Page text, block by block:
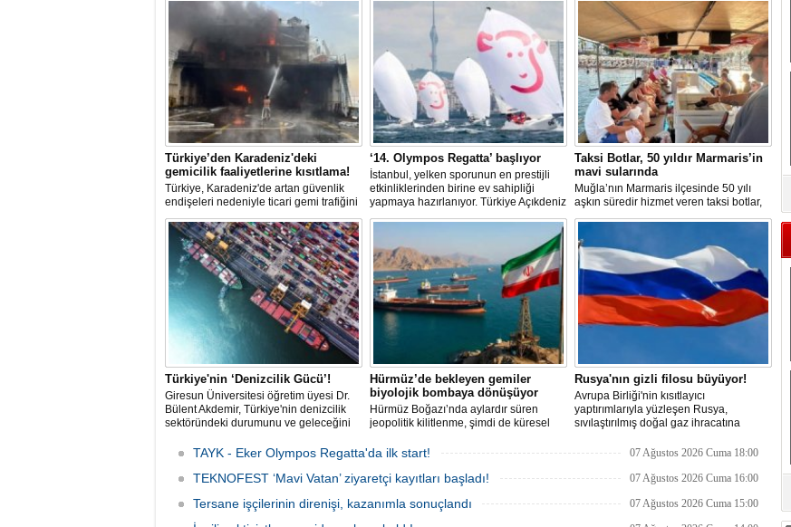
Türkiye’den Karadeniz'deki
gemicilik faaliyetlerine kısıtlama!
Türkiye, Karadeniz'de artan güvenlik
endişeleri nedeniyle ticari gemi trafiğini
kısıtlamaya başladı. Bu durum,
bölgedeki gıda güvenliğini tehdit ediyor.
‘14. Olympos Regatta’ başlıyor
İstanbul, yelken sporunun en prestijli
etkinliklerinden birine ev sahipliği
yapmaya hazırlanıyor. Türkiye Açıkdeniz
Yarış Kulübü (TAYK), Türkiye Yelken
birliğiyle hayata geçirilecek olan 14.
TAYK - Eker Olympos Regatta, 7
Ağustos'ta start alacak ve 16 Ağustos'a
kadar deniz tutkunlarını bir araya
getirecek. "Rüzgâ
Taksi Botlar, 50 yıldır Marmaris’in
mavi sularında
Muğla’nın Marmaris ilçesinde 50 yılı
aşkın süredir hizmet veren taksi botlar,
hem ulaşım hem de turistik gezi
Türkiye'nin ‘Denizcilik Gücü’!
Giresun Üniversitesi öğretim üyesi Dr.
Bülent Akdemir, Türkiye'nin denizcilik
sektöründeki durumunu ve geleceğini
Hürmüz’de bekleyen gemiler
biyolojik bombaya dönüşüyor
Hürmüz Boğazı’nda aylardır süren
jeopolitik kilitlenme, şimdi de küresel
aralamış olabilir. Sıcak sularda
istilacı deniz canlıları için devasa bir
Rusya'nın gizli filosu büyüyor!
Avrupa Birliği'nin kısıtlayıcı
yaptırımlarıyla yüzleşen Rusya,
sıvılaştırılmış doğal gaz ihracatına
geliştiriyor.
TAYK - Eker Olympos Regatta'da ilk start! 07 Ağustos 2026 Cuma 18:00
TEKNOFEST ‘Mavi Vatan’ ziyaretçi kayıtları başladı! 07 Ağustos 2026 Cuma 16:00
Tersane işçilerinin direnişi, kazanımla sonuçlandı 07 Ağustos 2026 Cuma 15:00